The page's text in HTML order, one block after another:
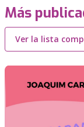
Más
Ver la lista